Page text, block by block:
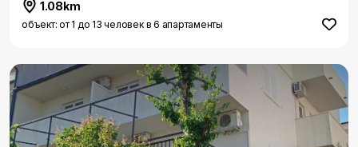
1.08km
объект: от 1 до 13 человек в 6 апартаменты